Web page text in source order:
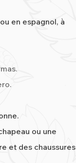
en espagnol, à
ou une
et des chaussures